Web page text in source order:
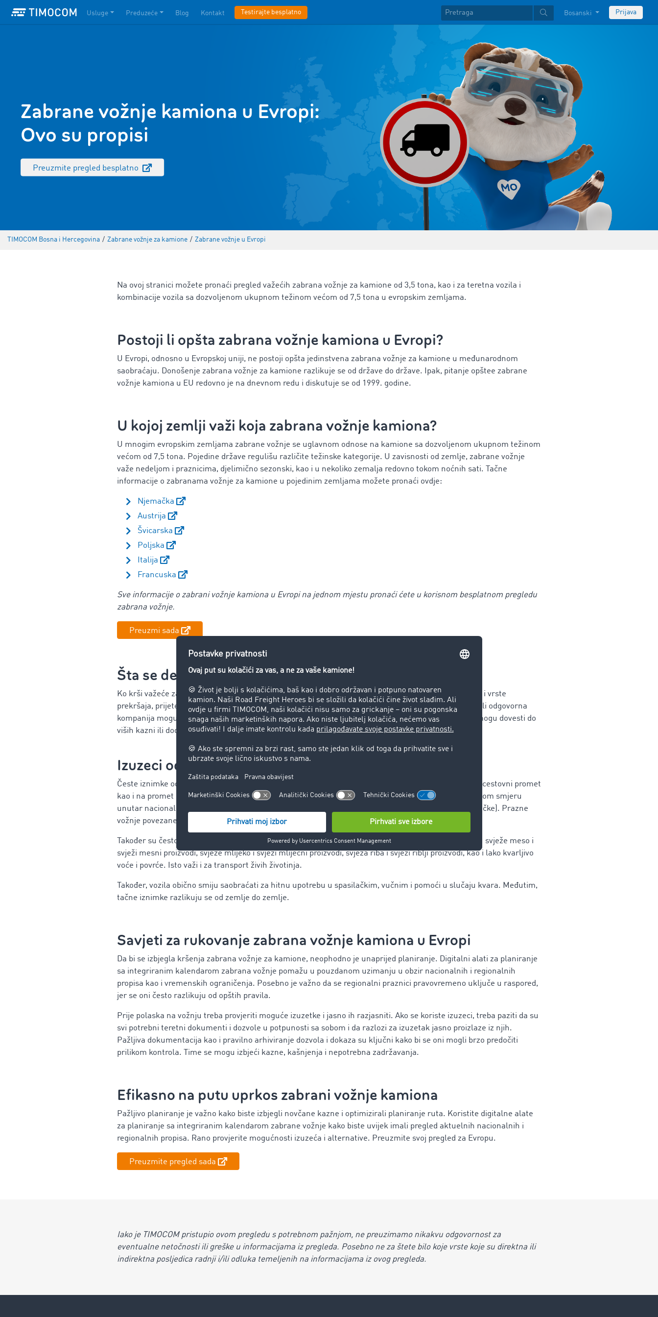
Usluge Preduzeće Blog Kontakt Testirajte besplatno Bosanski Prijava
Zabrane vožnje kamiona u Evropi:
Ovo su propisi
Preuzmite pregled besplatno
TIMOCOM Bosna i Hercegovina / Zabrane vožnje za kamione / Zabrane vožnje u Evropi
Na ovoj stranici možete pronaći pregled važećih zabrana vožnje za kamione od 3,5 tona, kao i za teretna vozila i
kombinacije vozila sa dozvoljenom ukupnom težinom većom od 7,5 tona u evropskim zemljama.
Postoji li opšta zabrana vožnje kamiona u Evropi?
U Evropi, odnosno u Evropskoj uniji, ne postoji opšta jedinstvena zabrana vožnje za kamione u međunarodnom
saobraćaju. Donošenje zabrana vožnje za kamione razlikuje se od države do države. Ipak, pitanje opštee zabrane
vožnje kamiona u EU redovno je na dnevnom redu i diskutuje se od 1999. godine.
U kojoj zemlji važi koja zabrana vožnje kamiona?
U mnogim evropskim zemljama zabrane vožnje se uglavnom odnose na kamione sa dozvoljenom ukupnom težinom
većom od 7,5 tona. Pojedine države regulišu različite težinske kategorije. U zavisnosti od zemlje, zabrane vožnje
važe nedeljom i praznicima, djelimično sezonski, kao i u nekoliko zemalja redovno tokom noćnih sati. Tačne
informacije o zabranama vožnje za kamione u pojedinim zemljama možete pronaći ovdje:
Njemačka
Austrija
Švicarska
Poljska
Italija
Francuska
Sve informacije o zabrani vožnje kamiona u Evropina jednom mjestu pronaći ćete u korisnom besplatnom pregledu
zabrana vožnje.
Preuzmi sada
Šta se dešava ako se vozi uprkos zabrani vožnje?
Ko krši važeće zabrane vožnje za kamione, mora računati na novčanu kaznu. U zavisnosti od zemlje i vrste
prekršaja, prijete kazne do nekoliko hiljada eura. U skladu sa nacionalnim zakonodavstvom, vozač i/ili odgovorna
kompanija mogu biti pozvani na odgovornost. Ponavljani prekršaji ili ozbiljna nepoštovanja propisa mogu dovesti do
viših kazni ili dodatnih sankcija.
Izuzeci od zabrana vožnje kamiona u Evropi
Česte iznimke od zabrane vožnje kamionima odnose se, između ostalog, na kombinirani željezničko-cestovni promet
kao i na promet luka-cesta od pošiljatelja do najbliže željezničke stanice za utovar ili luke i u suprotnom smjeru
unutar nacionalno utvrđenih granica udaljenosti (npr. do 150km u pojedinim zemljama poput Njemačke). Prazne
vožnje povezane s kombiniranim prometom također su uglavnom izuzete.
Također su često izuzeti od zabrana vožnje kamiona u Evropitransporti lako kvarljive robe kao što su svježe meso i
svježi mesni proizvodi, svježe mlijeko i svježi mliječni proizvodi, svježa riba i svježi riblji proizvodi, kao i lako kvarljivo
voće i povrće. Isto važi i za transport živih životinja.
Također, vozila obično smiju saobraćati za hitnu upotrebu u spasilačkim, vučnim i pomoći u slučaju kvara. Međutim,
tačne iznimke razlikuju se od zemlje do zemlje.
Savjeti za rukovanje zabrana vožnje kamiona u Evropi
Da bi se izbjegla kršenja zabrana vožnje za kamione, neophodno je unaprijed planiranje. Digitalni alati za planiranje
sa integriranim kalendarom zabrana vožnje pomažu u pouzdanom uzimanju u obzir nacionalnih i regionalnih
propisa kao i vremenskih ograničenja. Posebno je važno da se regionalni praznici pravovremeno uključe u raspored,
jer se oni često razlikuju od opštih pravila.
Prije polaska na vožnju treba provjeriti moguće izuzetke i jasno ih razjasniti. Ako se koriste izuzeci, treba paziti da su
svi potrebni teretni dokumenti i dozvole u potpunosti sa sobom i da razlozi za izuzetak jasno proizlaze iz njih.
Pažljiva dokumentacija kao i pravilno arhiviranje dozvola i dokaza su ključni kako bi se oni mogli brzo predočiti
prilikom kontrola. Time se mogu izbjeći kazne, kašnjenja i nepotrebna zadržavanja.
Efikasno na putu uprkos zabrani vožnje kamiona
Pažljivo planiranje je važno kako biste izbjegli novčane kazne i optimizirali planiranje ruta. Koristite digitalne alate
za planiranje sa integriranim kalendarom zabrane vožnje kako biste uvijek imali pregled aktuelnih nacionalnih i
regionalnih propisa. Rano provjerite mogućnosti izuzeća i alternative. Preuzmite svoj pregled za Evropu.
Preuzmite pregled sada
Iako je TIMOCOM pristupio ovom pregledu s potrebnom pažnjom, ne preuzimamo nikakvu odgovornost za
eventualne netočnosti ili greške u informacijama iz pregleda. Posebno ne za štete bilo koje vrste koje su direktna ili
indirektna posljedica radnji i/ili odluka temeljenih na informacijama iz ovog pregleda.